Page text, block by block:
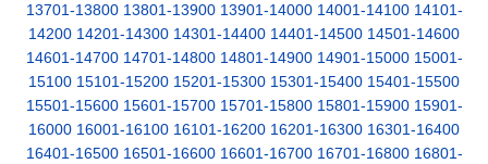
13701-13800 13801-13900 13901-14000 14001-14100 14101-
14200 14201-14300 14301-14400 14401-14500 14501-14600
14601-14700 14701-14800 14801-14900 14901-15000 15001-
15100 15101-15200 15201-15300 15301-15400 15401-15500
15501-15600 15601-15700 15701-15800 15801-15900 15901-
16000 16001-16100 16101-16200 16201-16300 16301-16400
16401-16500 16501-16600 16601-16700 16701-16800 16801-